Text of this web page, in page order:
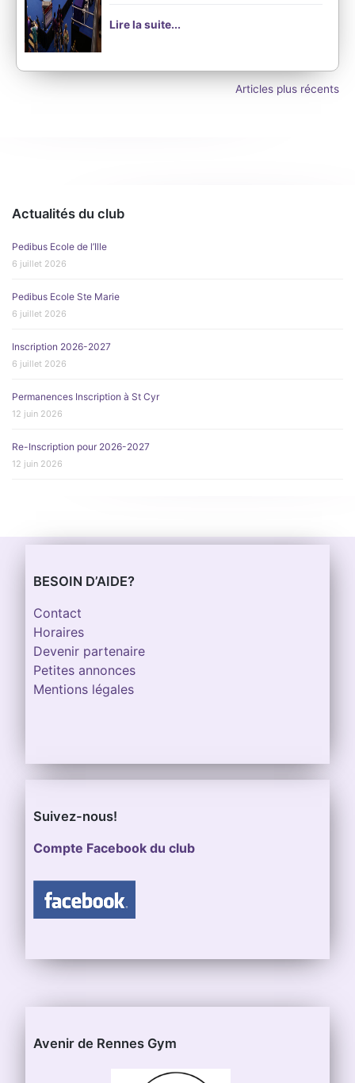
Lire la suite...
Articles plus récents
Actualités du club
Pedibus Ecole de l’Ille
6 juillet 2026
Pedibus Ecole Ste Marie
6 juillet 2026
Inscription 2026-2027
6 juillet 2026
Permanences Inscription à St Cyr
12 juin 2026
Re-Inscription pour 2026-2027
12 juin 2026
BESOIN D’AIDE?
Contact
Horaires
Devenir partenaire
Petites annonces
Mentions légales
Suivez-nous!
Compte Facebook du club
Avenir de Rennes Gym